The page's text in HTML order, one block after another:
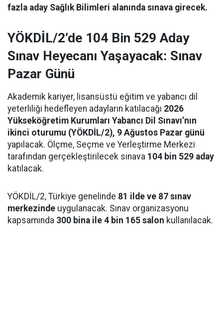
fazla aday Sağlık Bilimleri alanında sınava girecek.
YÖKDİL/2’de 104 Bin 529 Aday
Sınav Heyecanı Yaşayacak: Sınav
Pazar Günü
Akademik kariyer, lisansüstü eğitim ve yabancı dil
yeterliliği hedefleyen adayların katılacağı 2026
Yükseköğretim Kurumları Yabancı Dil Sınavı’nın
ikinci oturumu (YÖKDİL/2), 9 Ağustos Pazar günü
yapılacak. Ölçme, Seçme ve Yerleştirme Merkezi
tarafından gerçekleştirilecek sınava 104 bin 529 aday
katılacak.
YÖKDİL/2, Türkiye genelinde 81 ilde ve 87 sınav
merkezinde uygulanacak. Sınav organizasyonu
kapsamında 300 bina ile 4 bin 165 salon kullanılacak.